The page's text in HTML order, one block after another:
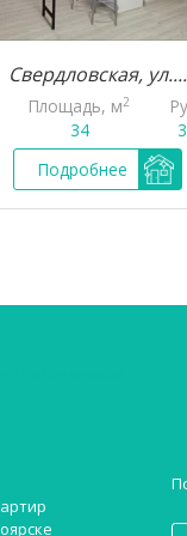
Свердловская, ул....
Площадь, м2
34
Подробнее